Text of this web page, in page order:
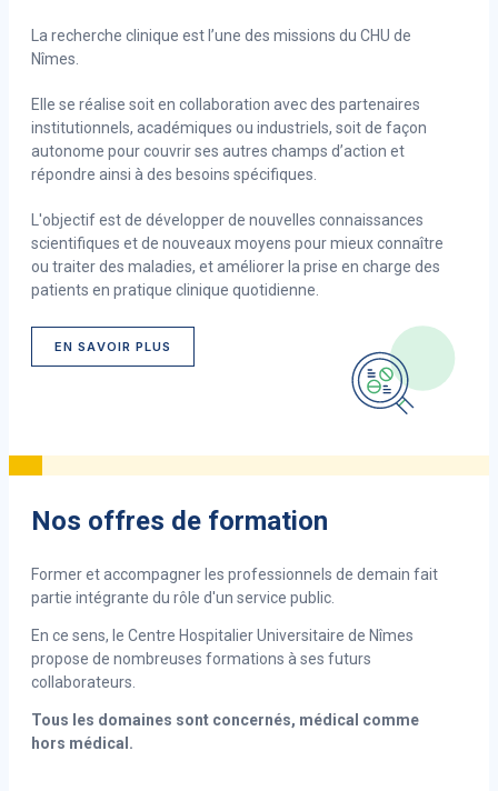
La recherche clinique est l’une des missions du CHU de
Nîmes.
Elle se réalise soit en collaboration avec des partenaires
institutionnels, académiques ou industriels, soit de façon
autonome pour couvrir ses autres champs d’action et
répondre ainsi à des besoins spécifiques.
L'objectif est de développer de nouvelles connaissances
scientifiques et de nouveaux moyens pour mieux connaître
ou traiter des maladies, et améliorer la prise en charge des
patients en pratique clinique quotidienne.
EN SAVOIR PLUS
Nos offres de formation
Former et accompagner les professionnels de demain fait
partie intégrante du rôle d'un service public.
En ce sens, le Centre Hospitalier Universitaire de Nîmes
propose de nombreuses formations à ses futurs
collaborateurs.
Tous les domaines sont concernés, médical comme
hors médical.